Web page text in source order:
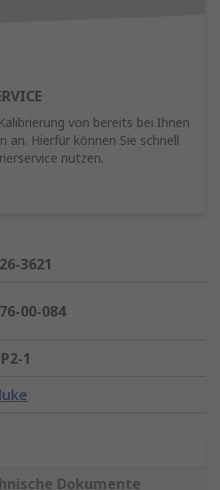
von bereits bei Ihnen
an. Hierfür können Sie schnell
nutzen.
3621
00-084
1
Dokumente